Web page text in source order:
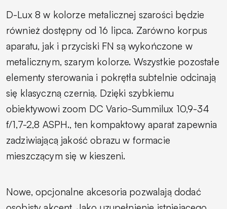
D-Lux 8 w kolorze metalicznej szarości będzie
również dostępny od 16 lipca. Zarówno korpus
aparatu, jak i przyciski FN są wykończone w
metalicznym, szarym kolorze. Wszystkie pozostałe
elementy sterowania i pokrętła subtelnie odcinają
się klasyczną czernią. Dzięki szybkiemu
obiektywowi zoom DC Vario-Summilux 10,9-34
f/1,7-2,8 ASPH., ten kompaktowy aparat zapewnia
zadziwiającą jakość obrazu w formacie
mieszczącym się w kieszeni.
Nowe, opcjonalne akcesoria pozwalają dodać